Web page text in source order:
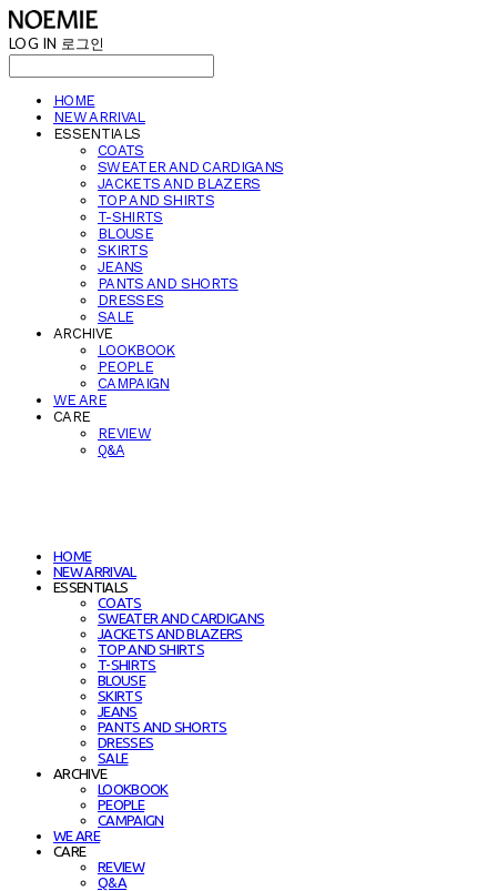
LOG IN 로그인
HOME
NEW ARRIVAL
ESSENTIALS
COATS
SWEATER AND CARDIGANS
JACKETS AND BLAZERS
TOP AND SHIRTS
T-SHIRTS
BLOUSE
SKIRTS
JEANS
PANTS AND SHORTS
DRESSES
SALE
ARCHIVE
LOOKBOOK
PEOPLE
CAMPAIGN
WE ARE
CARE
REVIEW
Q&A
HOME
NEW ARRIVAL
ESSENTIALS
COATS
SWEATER AND CARDIGANS
JACKETS AND BLAZERS
TOP AND SHIRTS
T-SHIRTS
BLOUSE
SKIRTS
JEANS
PANTS AND SHORTS
DRESSES
SALE
ARCHIVE
LOOKBOOK
PEOPLE
CAMPAIGN
WE ARE
CARE
REVIEW
Q&A